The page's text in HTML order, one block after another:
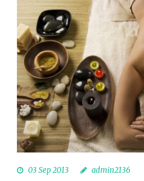
03 Sep 2013 admin2136